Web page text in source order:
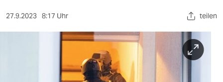
sport
27.9.2023 8:17 Uhr teilen